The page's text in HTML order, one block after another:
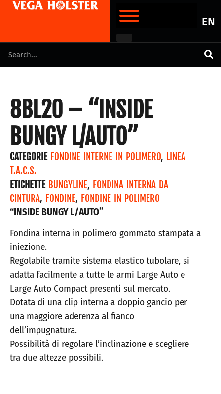
EN
8BL20 – “INSIDE
BUNGY L/AUTO”
CATEGORIE FONDINE INTERNE IN POLIMERO, LINEA
T.A.C.S.
ETICHETTE BUNGYLINE, FONDINA INTERNA DA
CINTURA, FONDINE, FONDINE IN POLIMERO
“INSIDE BUNGY L/AUTO”
Fondina interna in polimero gommato stampata a
iniezione.
Regolabile tramite sistema elastico tubolare, si
adatta facilmente a tutte le armi Large Auto e
Large Auto Compact presenti sul mercato.
Dotata di una clip interna a doppio gancio per
una maggiore aderenza al fianco
dell’impugnatura.
Possibilità di regolare l’inclinazione e scegliere
tra due altezze possibili.